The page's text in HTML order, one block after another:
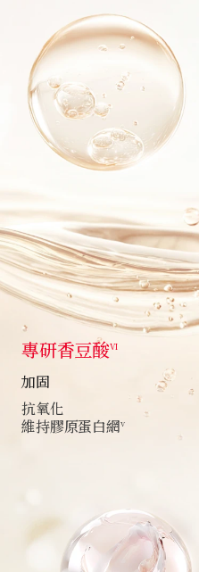
專研香豆酸VI
加固
抗氧化
維持膠原蛋白網V